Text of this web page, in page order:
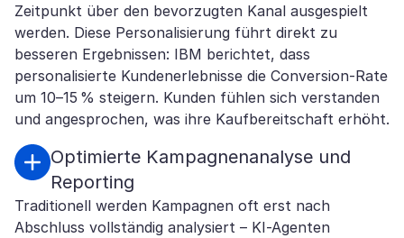
Zeitpunkt über den bevorzugten Kanal ausgespielt
werden. Diese Personalisierung führt direkt zu
besseren Ergebnissen: IBM berichtet, dass
personalisierte Kundenerlebnisse die Conversion-Rate
um 10–15 % steigern. Kunden fühlen sich verstanden
und angesprochen, was ihre Kaufbereitschaft erhöht.
Optimierte Kampagnenanalyse und
Reporting
Traditionell werden Kampagnen oft erst nach
Abschluss vollständig analysiert – KI-Agenten